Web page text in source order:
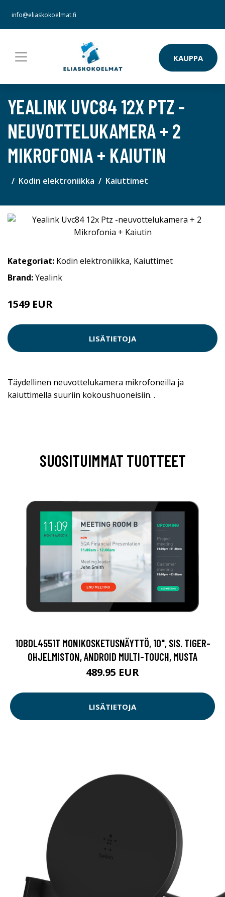
info@eliaskokoelmat.fi
KAUPPA
YEALINK UVC84 12X PTZ -
NEUVOTTELUKAMERA + 2
MIKROFONIA + KAIUTIN
Kodin elektroniikka Kaiuttimet
Kategoriat: Kodin elektroniikka, Kaiuttimet
Brand:Yealink
1549 EUR
LISÄTIETOJA
Täydellinen neuvottelukamera mikrofoneilla ja
kaiuttimella suuriin kokoushuoneisiin. .
SUOSITUIMMAT TUOTTEET
10BDL4551T MONIKOSKETUSNÄYTTÖ, 10", SIS. TIGER-
OHJELMISTON, ANDROID MULTI-TOUCH, MUSTA
489.95 EUR
LISÄTIETOJA